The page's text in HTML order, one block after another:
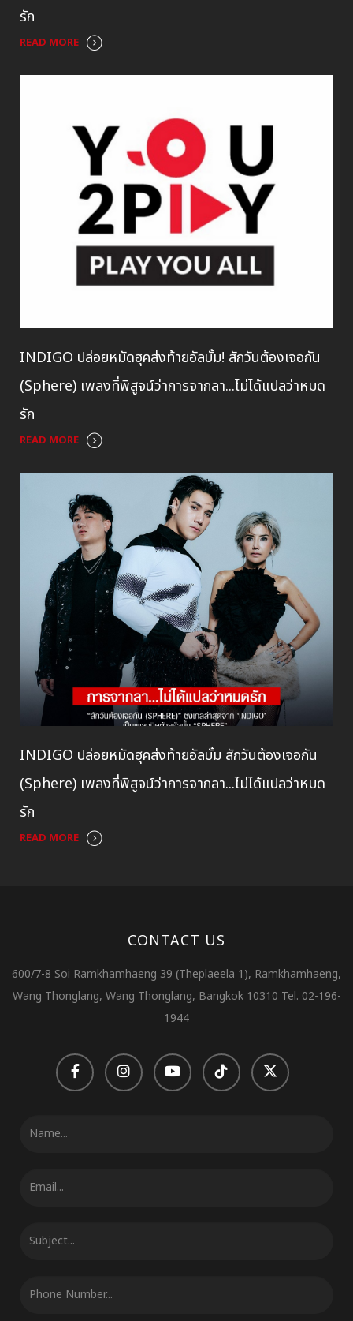
รัก
READ MORE
INDIGO ปล่อยหมัดฮุคส่งท้ายอัลบั้ม! สักวันต้องเจอกัน
(Sphere) เพลงที่พิสูจน์ว่าการจากลา...ไม่ได้แปลว่าหมด
รัก
READ MORE
INDIGO ปล่อยหมัดฮุคส่งท้ายอัลบั้ม สักวันต้องเจอกัน
(Sphere) เพลงที่พิสูจน์ว่าการจากลา...ไม่ได้แปลว่าหมด
รัก
READ MORE
CONTACT US
600/7-8 Soi Ramkhamhaeng 39 (Theplaeela 1), Ramkhamhaeng,
Wang Thonglang, Wang Thonglang, Bangkok 10310 Tel. 02-196-
1944